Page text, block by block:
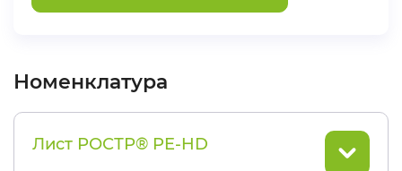
Номенклатура
Лист РОСТР® PE-HD